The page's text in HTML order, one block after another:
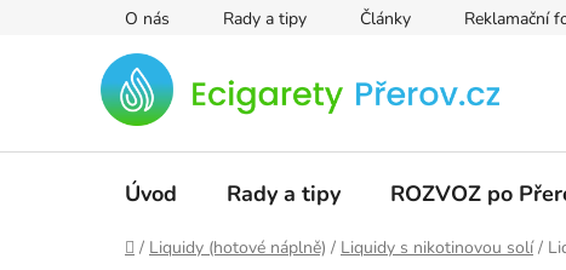
O nás Rady a tipy Články Reklamační
Úvod Rady a tipy ROZVOZ po
Domů
/ Liquidy (hotové náplně) / Liquidy s nikotinovou solí /